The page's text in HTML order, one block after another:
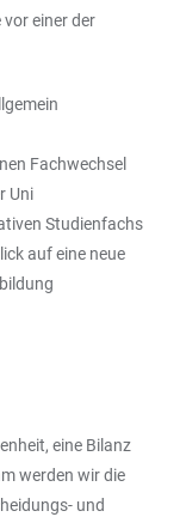
vor einer der
Fachwechsel
Uni
Studienfachs
auf eine neue
eine Bilanz
werden wir die
und